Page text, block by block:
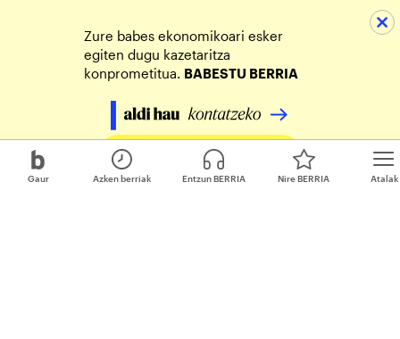
Gaur Atalak
Azken berriak Entzun BERRIA Nire BERRIA
Zure babes ekonomikoari esker
egiten dugu kazetaritza
konprometitua. BABESTU BERRIA
Egin zure ekarpena